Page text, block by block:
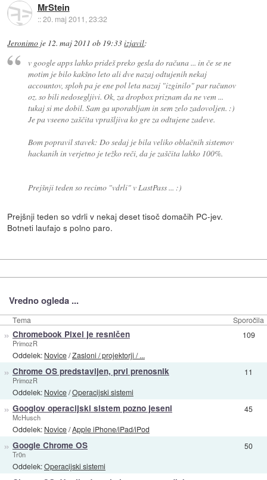
MrStein
::20. maj 2011, 23:32
Jeronimo je 12. maj 2011 ob 19:33izjavil:
v google apps lahko prideš preko gesla do računa ... in če se ne
motim je bilo kakšno leto ali dve nazaj odtujenih nekaj
accountov, sploh pa je ene pol leta nazaj "izginilo" par računov
oz. so bili nedosegljivi. Ok, za dropbox priznam da ne vem ...
tukaj si me dobil. Sam ga uporabljam in sem zelo zadovoljen. :)
Je pa vseeno zaščita vprašljiva ko gre za odtujene zadeve.
Bom popravil stavek: Do sedaj je bila veliko oblačnih sistemov
hackanih in verjetno je težko reči, da je zaščita lahko 100%.
Prejšnji teden so recimo "vdrli" v LastPass ... :)
Prejšnji teden so vdrli v nekaj deset tisoč domačih PC-jev.
Botneti laufajo s polno paro.
Vredno ogleda ...
Tema Sporočila
» Chromebook Pixel je resničen
PrimozR
Oddelek: Novice/Zasloni / projektorji / ...
109
» Chrome OS predstavljen, prvi prenosnik
PrimozR
Oddelek: Novice/Operacijski sistemi
11
» Googlov operacijski sistem pozno jeseni
McHusch
Oddelek: Novice/Apple iPhone/iPad/iPod
45
» Google Chrome OS
Tr0n
Oddelek:Operacijski sistemi
50